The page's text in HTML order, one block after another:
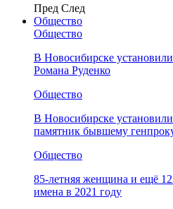
Пред След
Общество
Общество
В Новосибирске
Романа Руденко
Общество
В Новосибирске
памятник бывшему
Общество
85-летняя женщина и ещё
имена в 2021 году